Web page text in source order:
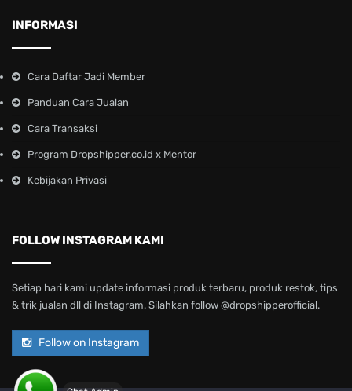
INFORMASI
Cara Daftar Jadi Member
Panduan Cara Jualan
Cara Transaksi
Program Dropshipper.co.id x Mentor
Kebijakan Privasi
FOLLOW INSTAGRAM KAMI
Setiap hari kami update informasi produk terbaru, produk restok, tips
& trik jualan dll di Instagram. Silahkan follow @dropshipperofficial.
Follow on Instagram